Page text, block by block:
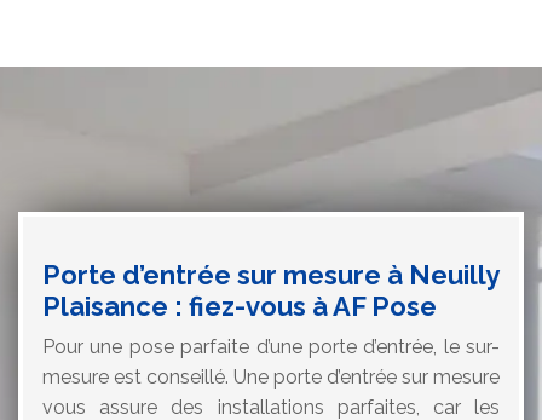
Porte d’entrée sur mesure à Neuilly
Plaisance : fiez-vous à AF Pose
Pour une pose parfaite d’une porte d’entrée, le sur-
mesure est conseillé. Une porte d’entrée sur mesure
vous assure des installations parfaites, car les